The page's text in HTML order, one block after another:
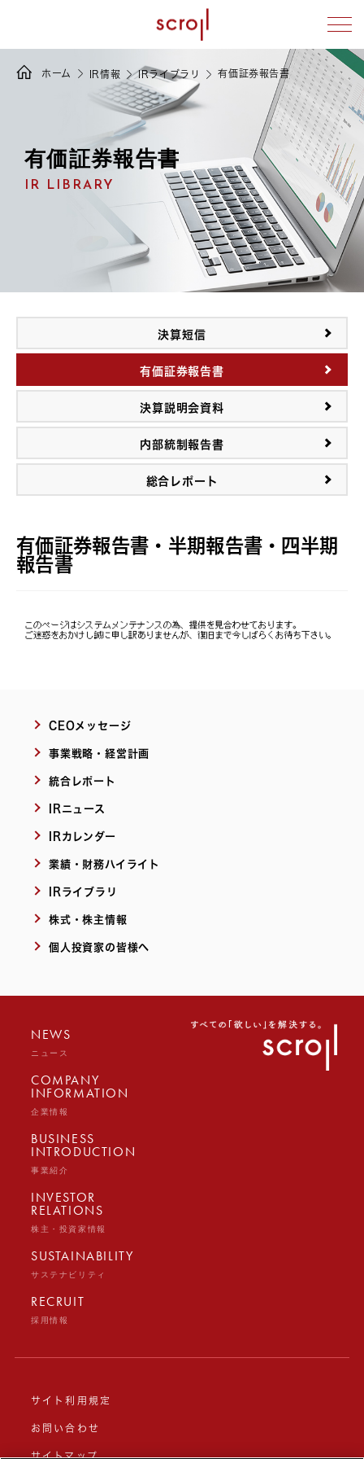
ホーム IR情報 IRライブラリ 有価証券報告書
有価証券報告書
IR LIBRARY
決算短信
有価証券報告書
決算説明会資料
内部統制報告書
総合レポート
有価証券報告書・半期報告書・四半期
報告書
CEOメッセージ
事業戦略・経営計画
統合レポート
IRニュース
IRカレンダー
業績・財務ハイライト
IRライブラリ
株式・株主情報
個人投資家の皆様へ
NEWS
ニュース
COMPANY
INFORMATION
企業情報
BUSINESS
INTRODUCTION
事業紹介
INVESTOR
RELATIONS
株主・投資家情報
SUSTAINABILITY
サステナビリティ
RECRUIT
採用情報
サイト利用規定
お問い合わせ
サイトマップ